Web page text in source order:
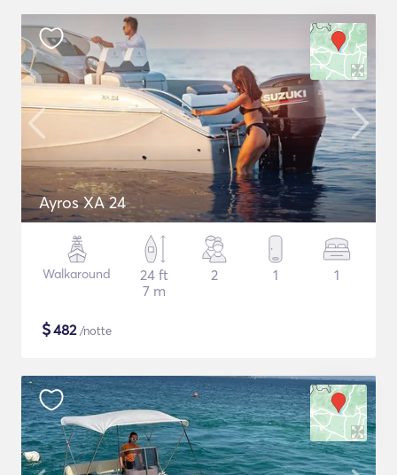
Ayros XA 24
Walkaround
24 ft
7 m
2 1 1
$482/notte